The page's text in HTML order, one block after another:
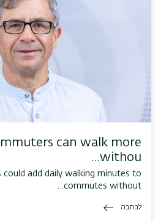
can walk more
withou…
add daily walking minutes to
commutes without…
לכתבה